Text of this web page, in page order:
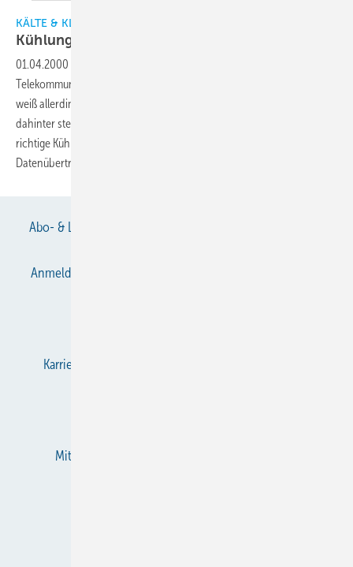
KÄLTE & KLIMATECHNIK
Kühlung für das
01.04.2000
Telekommunikationstechniken spricht und auch selbst damit umgeht,
weiß allerdings noch lange nicht, welcher technischer Aufwand
dahinter steckt. Für einen störungsfreien Betrieb spielt nicht zuletzt die
richtige Kühlung eine der wesentlichen Rollen, damit eine dauerhafte
Datenübertragung überhaupt erst möglich
Abo- & Leserservice
Anmelden
Karriere bei Gentner
Mitgliedschaften und Engagement